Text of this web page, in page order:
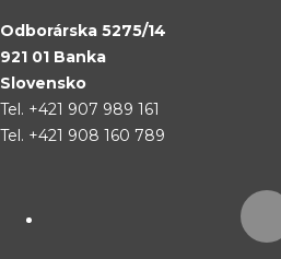
Odborárska 5275/14
921 01 Banka
Slovensko
Tel. +421 907 989 161
Tel. +421 908 160 789